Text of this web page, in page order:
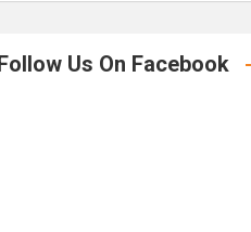
Us On Facebook